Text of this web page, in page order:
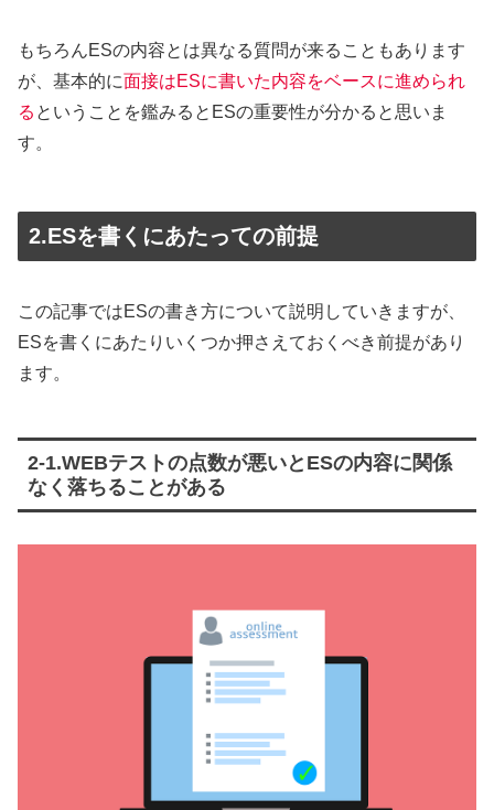
もちろんESの内容とは異なる質問が来ることもあります
が、基本的に面接はESに書いた内容をベースに進められ
る ということを鑑みるとESの重要性が分かると思いま
す。
2.ESを書くにあたっての前提
この記事ではESの書き方について説明していきますが、
ESを書くにあたりいくつか押さえておくべき前提があり
ます。
2-1.WEBテストの点数が悪いとESの内容に関係
なく落ちることがある